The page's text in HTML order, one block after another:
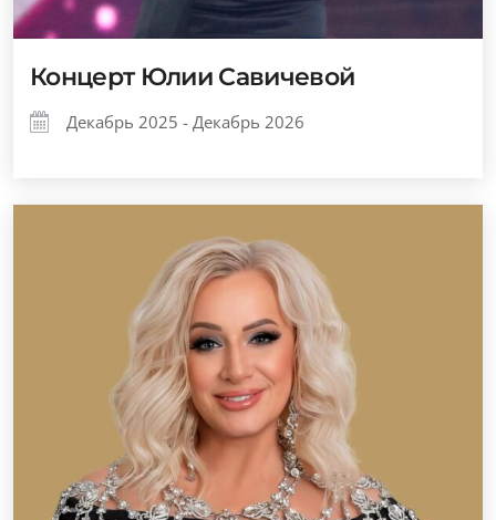
Концерт Юлии Савичевой
Декабрь 2025 - Декабрь 2026